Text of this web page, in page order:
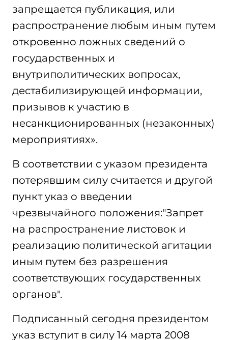
запрещается публикация, или
распространение любым иным путем
откровенно ложных сведений о
государственных и
внутриполитических вопросах,
дестабилизирующей информации,
призывов к участию в
несанкционированных (незаконных)
мероприятиях».
В соответствии с указом президента
потерявшим силу считается и другой
пункт указ о введении
чрезвычайного положения:"Запрет
на распространение листовок и
реализацию политической агитации
иным путем без разрешения
соответствующих государственных
органов".
Подписанный сегодня президентом
указ вступит в силу 14 марта 2008